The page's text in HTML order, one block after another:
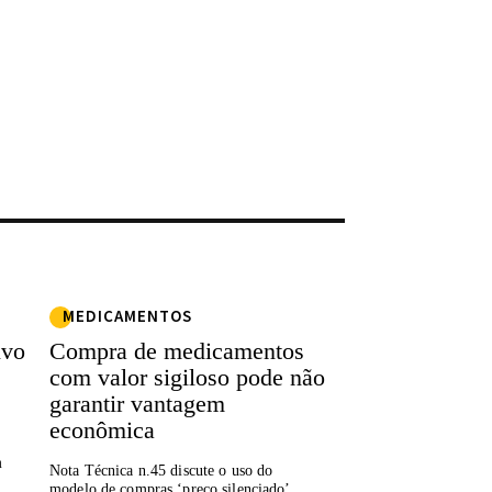
MEDICAMENTOS
Compra de medicamentos
com valor sigiloso pode não
garantir vantagem
econômica
Nota Técnica n.45 discute o uso do